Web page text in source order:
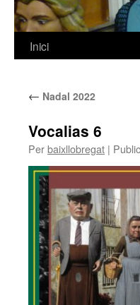
Vés
contingut
Inici
← Nadal 2022
Vocalias 6
Perbaixllobregat |